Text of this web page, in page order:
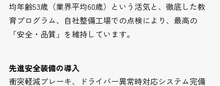
均年齢53歳（業界平均60歳）という活気と、徹底した教
育プログラム、自社整備工場での点検により、最高の
「安全・品質」を維持しています。
先進安全装備の導入
衝突軽減ブレーキ、ドライバー異常時対応システム完備